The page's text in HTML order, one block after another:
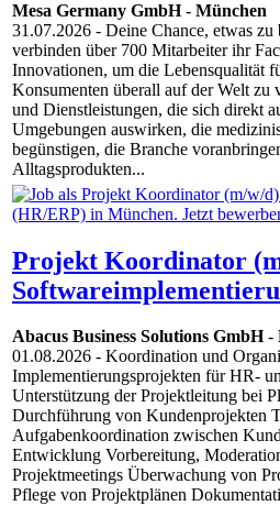
Mesa Germany GmbH- München
31.07.2026 - Deine Chance, etwas
verbinden über 700 Mitarbeiter ihr
Innovationen, um die Lebensqualität
Konsumenten überall auf der Welt zu
und Dienstleistungen, die sich direkt
Umgebungen auswirken, die
begünstigen, die Branche
Alltagsprodukten...
Projekt Koordinator
Abacus Business Solutions GmbH-
01.08.2026 - Koordination und
Implementierungsprojekten für HR-
Unterstützung der Projektleitung bei
Durchführung von Kundenprojekten
Aufgabenkoordination zwischen
Entwicklung Vorbereitung,
Projektmeetings Überwachung von
Pflege von Projektplänen